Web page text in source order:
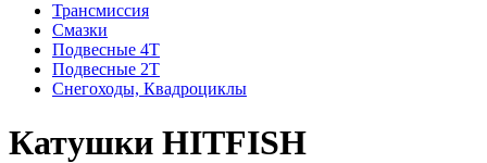
Трансмиссия
Смазки
Подвесные 4Т
Подвесные 2Т
Снегоходы, Квадроциклы
Катушки HITFISH